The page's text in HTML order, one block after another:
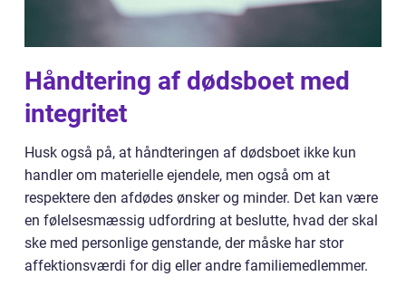
Håndtering af dødsboet med
integritet
Husk også på, at håndteringen af dødsboet ikke kun
handler om materielle ejendele, men også om at
respektere den afdødes ønsker og minder. Det kan være
en følelsesmæssig udfordring at beslutte, hvad der skal
ske med personlige genstande, der måske har stor
affektionsværdi for dig eller andre familiemedlemmer.